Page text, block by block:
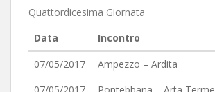
Quattordicesima Giornata
Data
Incontro
07/05/2017
Ampezzo – Ardita